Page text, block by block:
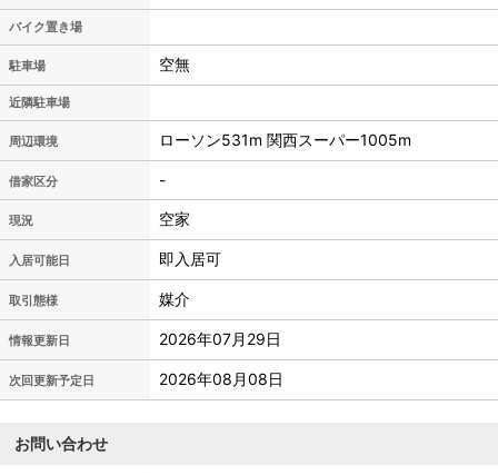
バイク置き場
駐車場 空無
近隣駐車場
周辺環境 ローソン531m 関西スーパー1005m
借家区分 -
現況 空家
入居可能日 即入居可
取引態様 媒介
情報更新日 2026年07月29日
次回更新予定日 2026年08月08日
お問い合わせ